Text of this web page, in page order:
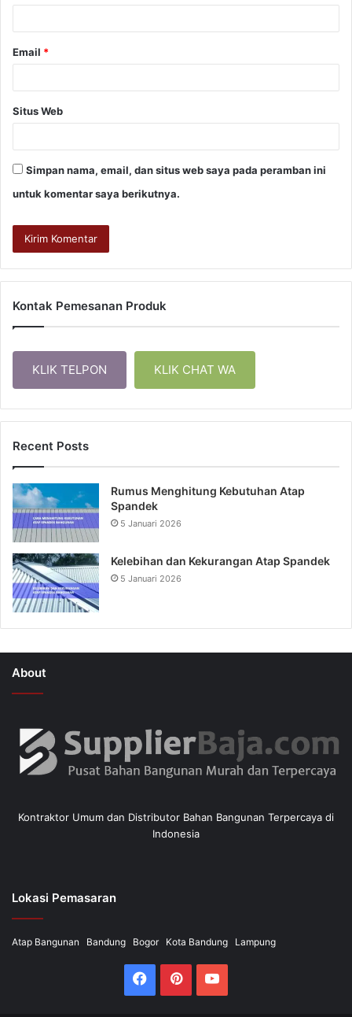
Email *
Situs Web
Simpan nama, email, dan situs web saya pada peramban ini
untuk komentar saya berikutnya.
Kontak Pemesanan Produk
KLIK TELPON KLIK CHAT WA
Recent Posts
Rumus Menghitung Kebutuhan Atap
Spandek
5 Januari 2026
Kelebihan dan Kekurangan Atap Spandek
5 Januari 2026
About
Kontraktor Umum dan Distributor Bahan Bangunan Terpercaya di
Indonesia
Lokasi Pemasaran
Atap Bangunan Bandung Bogor Kota Bandung Lampung
Facebook
PinterestYouTube